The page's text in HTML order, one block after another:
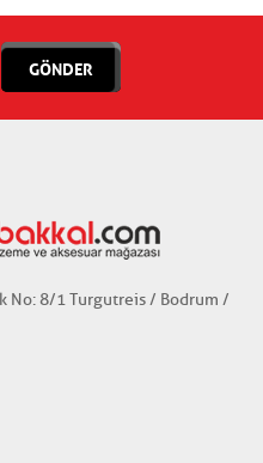
GÖNDER
No: 8/1 Turgutreis / Bodrum /